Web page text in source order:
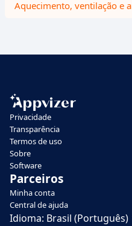
Aquecimento, ventilação e
Privacidade
Transparência
Termos de uso
Sobre
Software
Parceiros
Minha conta
Central de ajuda
Idioma: Brasil (Português)